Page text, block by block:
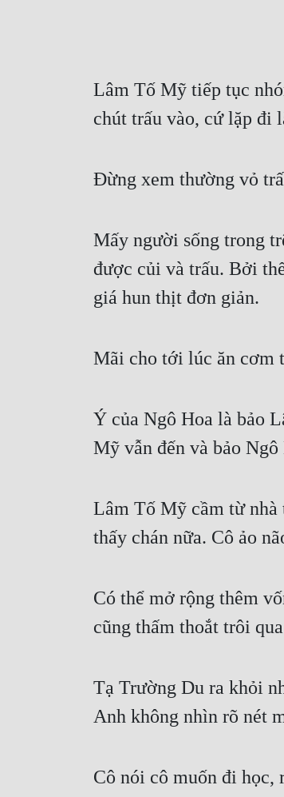
Lâm Tố Mỹ tiếp tục
chút trấu vào, cứ lặp đi
Đừng xem thường vỏ
Mấy người sống trong
được củi và trấu. Bởi
giá hun thịt đơn giản.
Mãi cho tới lúc ăn cơm
Ý của Ngô Hoa là bảo
Mỹ vẫn đến và bảo
Lâm Tố Mỹ cầm từ nhà
thấy chán nữa. Cô ảo
Có thể mở rộng thêm
cũng thấm thoắt trôi
Tạ Trường Du ra khỏi
Anh không nhìn rõ nét
Cô nói cô muốn đi học,